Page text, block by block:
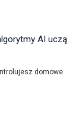
AI uczą
domowe